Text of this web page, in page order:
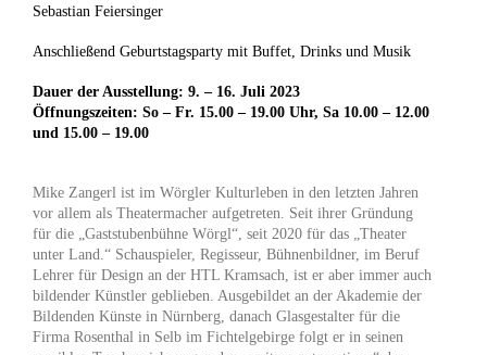
Sebastian Feiersinger
Anschließend Geburtstagsparty mit Buffet, Drinks und Musik
Dauer der Ausstellung: 9. – 16. Juli 2023
Öffnungszeiten: So – Fr. 15.00 – 19.00 Uhr, Sa 10.00 – 12.00
und 15.00 – 19.00
Mike Zangerl ist im Wörgler Kulturleben in den letzten Jahren
vor allem als Theatermacher aufgetreten. Seit ihrer Gründung
für die „Gaststubenbühne Wörgl“, seit 2020 für das „Theater
unter Land.“ Schauspieler, Regisseur, Bühnenbildner, im Beruf
Lehrer für Design an der HTL Kramsach, ist er aber immer auch
bildender Künstler geblieben. Ausgebildet an der Akademie der
Bildenden Künste in Nürnberg, danach Glasgestalter für die
Firma Rosenthal in Selb im Fichtelgebirge folgt er in seinen